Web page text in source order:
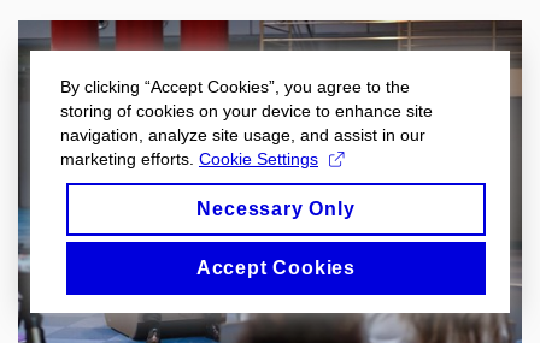
By clicking “Accept Cookies”, you agree to the
storing of cookies on your device to enhance site
navigation, analyze site usage, and assist in our
marketing efforts. Cookie Settings
Necessary Only
Accept Cookies